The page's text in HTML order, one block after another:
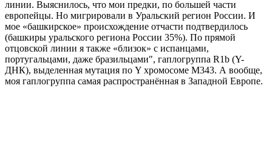
линии. Выяснилось, что мои предки, по большей части
европейцы. Но мигрировали в Уральский регион России. И
мое «башкирское» происхождение отчасти подтвердилось
(башкиры уральского региона России 35%). По прямой
отцовской линии я также «близок» с испанцами,
португальцами, даже бразильцами", гаплогруппа R1b (Y-
ДНК), выделенная мутация по Y хромосоме М343. А вообще,
моя гаплогруппа самая распространённая в Западной Европе.